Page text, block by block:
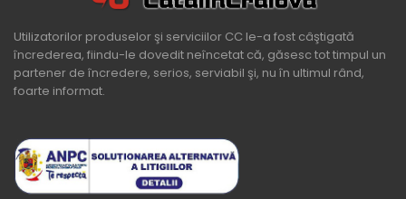
Utilizatorilor produselor şi serviciilor CC le-a fost câştigată
încrederea, fiindu-le dovedit neîncetat că, găsesc tot timpul un
partener de încredere, serios, serviabil şi, nu în ultimul rând,
foarte informat.